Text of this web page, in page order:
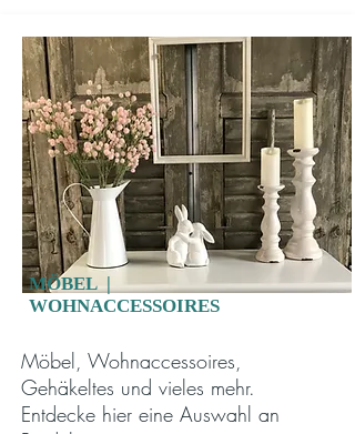
MÖBEL |
WOHNACCESSOIRES
Möbel, Wohnaccessoires,
Gehäkeltes und vieles mehr.
Entdecke hier eine Auswahl an